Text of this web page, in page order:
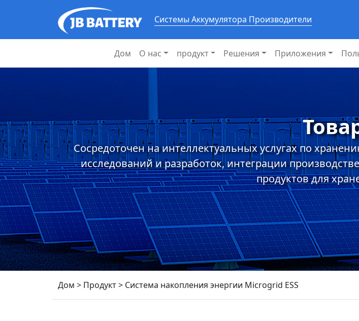
Системы Аккумулятора Производители
Дом О нас продукт Решения Приложения
Сосредоточен на интеллектуальных услугах по
исследований и разработок, интеграции
продуктов для
Дом > Продукт> Система накопления энергии Microgrid ESS